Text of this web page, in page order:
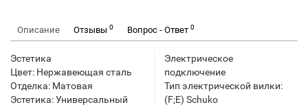
Описание Отзывы 0 Вопрос - Ответ 0
Эстетика
Цвет: Нержавеющая сталь
Отделка: Матовая
Эстетика: Универсальный
Электрическое
подключение
Тип электрической вилки:
(F;E) Schuko